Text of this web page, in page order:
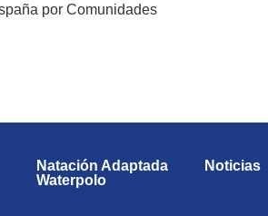
por Comunidades
Natación Adaptada
Waterpolo
Noticias